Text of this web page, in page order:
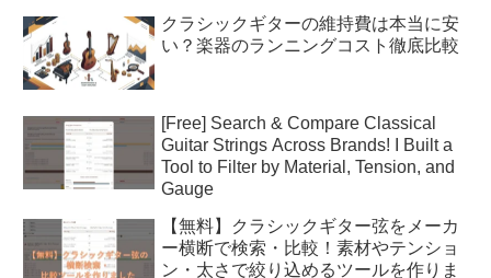
クラシックギターの維持費は本当に安
い？楽器のランニングコスト徹底比較
[Free] Search & Compare Classical
Guitar Strings Across Brands! I Built a
Tool to Filter by Material, Tension, and
Gauge
【無料】クラシックギター弦をメーカ
ー横断で検索・比較！素材やテンショ
ン・太さで絞り込めるツールを作りま